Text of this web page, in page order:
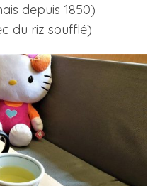
depuis 1850)
du riz soufflé)